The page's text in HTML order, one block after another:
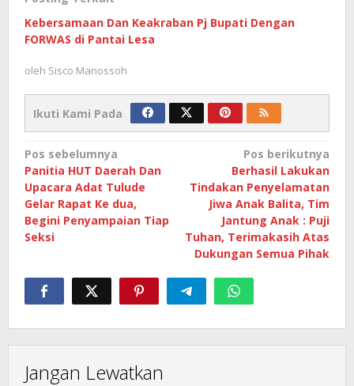
Kebersamaan Dan Keakraban Pj Bupati Dengan
FORWAS di Pantai Lesa
oleh Sisco Manossoh
Ikuti Kami Pada
Navigasi
pos
Pos sebelumnya
Panitia HUT Daerah Dan
Upacara Adat Tulude
Gelar Rapat Ke dua,
Begini Penyampaian Tiap
Seksi
Pos berikutnya
Berhasil Lakukan
Tindakan Penyelamatan
Jiwa Anak Balita, Tim
Jantung Anak : Puji
Tuhan, Terimakasih Atas
Dukungan Semua Pihak
Jangan Lewatkan